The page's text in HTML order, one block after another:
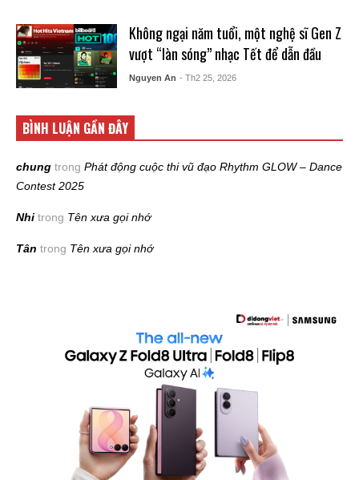
Không ngại năm tuổi, một nghệ sĩ Gen Z
vượt “làn sóng” nhạc Tết để dẫn đầu
Nguyen An - Th2 25, 2026
BÌNH LUẬN GẦN ĐÂY
chung trong Phát động cuộc thi vũ đạo Rhythm GLOW – Dance
Contest 2025
Nhi trong Tên xưa gọi nhớ
Tân trong Tên xưa gọi nhớ